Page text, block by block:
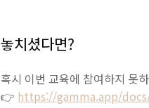
놓치셨다면?
혹시 이번 교육에 참여하지 못
👉 https://gamma.app/